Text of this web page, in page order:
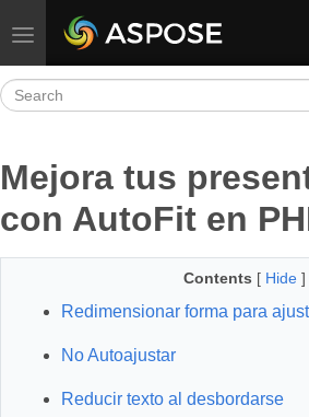
Toggle navigation
Mejora tus
con AutoFit en
Contents [ Hide ]
Redimensionar forma para
No Autoajustar
Reducir texto al desbordarse